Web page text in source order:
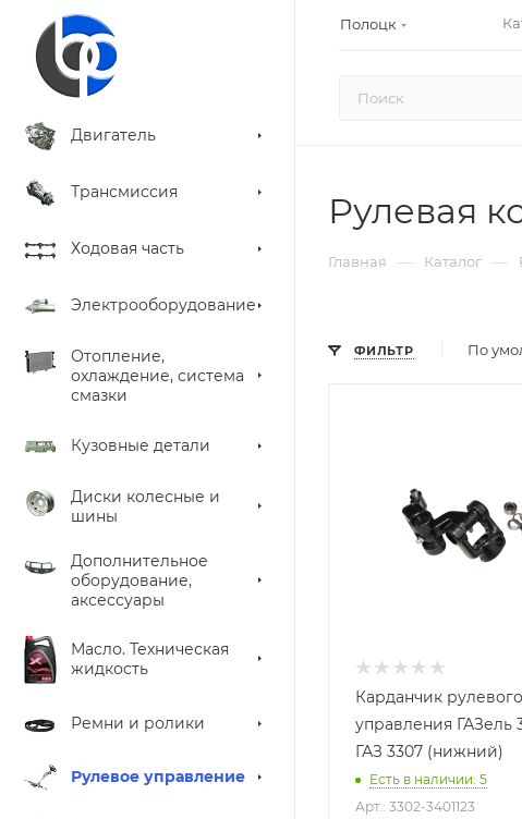
Полоцк
Двигатель
Трансмиссия
Ходовая часть
Электрооборудование
Отопление,
охлаждение, система
смазки
Кузовные детали
Диски колесные и
шины
Дополнительное
оборудование,
аксессуары
Масло. Техническая
жидкость
Ремни и ролики
Рулевое управление
Рулевая
Главная — Каталог —
ФИЛЬТР По
Карданчик рулевого
управления ГАЗель
ГАЗ 3307 (нижний)
Есть в наличии: 5
Арт.: 3302-3401123